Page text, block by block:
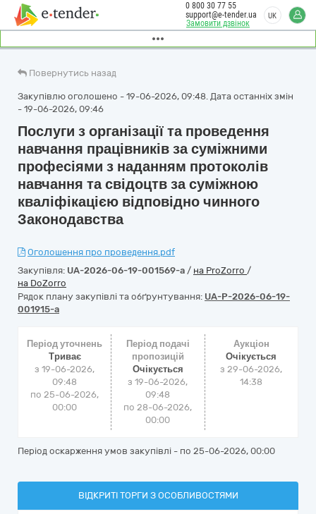
Замовити дзвінок
0 800 30 77 55
support@e-tender.ua
UK
Повернутись назад
Закупівлю оголошено - 19-06-2026, 09:48. Дата останніх змін
- 19-06-2026, 09:46
Послуги з організації та проведення
навчання працівників за суміжними
професіями з наданням протоколів
навчання та свідоцтв за суміжною
кваліфікацією відповідно чинного
Законодавства
Оголошення про проведення.pdf
Закупівля: UA-2026-06-19-001569-a / на ProZorro /
на DoZorro
Рядок плану закупівлі та обґрунтування: UA-P-2026-06-19-
001915-a
Період уточнень
Триває
з 19-06-2026,
09:48
по 25-06-2026,
00:00
Період подачі
пропозицій
Очікується
з 19-06-2026,
09:48
по 28-06-2026,
00:00
Аукціон
Очікується
з29-06-2026,
14:38
Період оскарження умов закупівлі - по 25-06-2026, 00:00
ВІДКРИТІ ТОРГИ З ОСОБЛИВОСТЯМИ